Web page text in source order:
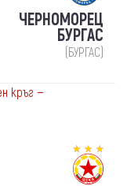
ЧЕРНОМОРЕЦ
БУРГАС
(БУРГАС)
кръг —